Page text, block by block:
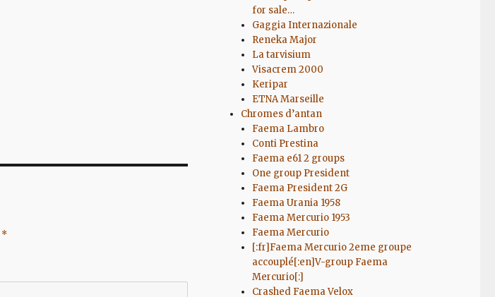
*
for sale…
Gaggia Internazionale
Reneka Major
La tarvisium
Visacrem 2000
Keripar
ETNA Marseille
Chromes d’antan
Faema Lambro
Conti Prestina
Faema e61 2 groups
One group President
Faema President 2G
Faema Urania 1958
Faema Mercurio 1953
Faema Mercurio
[:fr]Faema Mercurio 2eme groupe
accouplé[:en]V-group Faema
Mercurio[:]
Crashed Faema Velox